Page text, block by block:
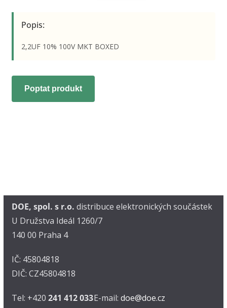
Popis:
2,2UF 10% 100V MKT BOXED
Poptat produkt
DOE, spol. s r.o. distribuce elektronických součástek
U Družstva Ideál 1260/7
140 00 Praha 4
IČ: 45804818
DIČ: CZ45804818
Tel: +420 241 412 033E-mail: doe@doe.cz